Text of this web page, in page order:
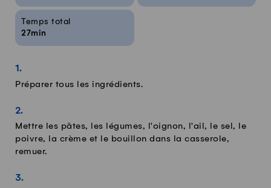
Temps total
27min
Préparer tous les ingrédients.
Mettre les pâtes, les légumes, l'oignon, l'ail, le sel, le
poivre, la crème et le bouillon dans la casserole,
remuer.